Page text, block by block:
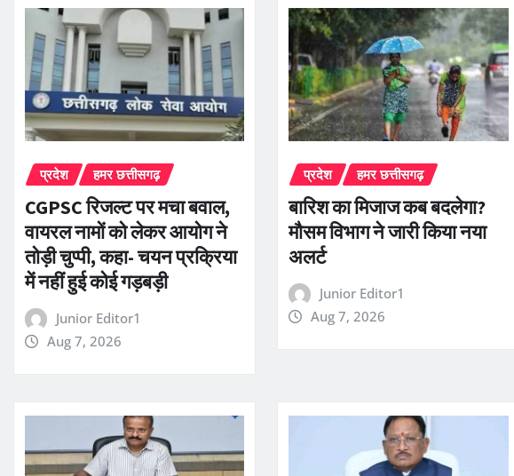
प्रदेश हमर छत्तीसगढ़
CGPSC रिजल्ट पर मचा बवाल,
वायरल नामों को लेकर आयोग ने
तोड़ी चुप्पी, कहा- चयन प्रक्रिया
में नहीं हुई कोई गड़बड़ी
Junior Editor1
Aug 7, 2026
प्रदेश हमर छत्तीसगढ़
बारिश का मिजाज कब बदलेगा?
मौसम विभाग ने जारी किया नया
अलर्ट
Junior Editor1
Aug 7, 2026